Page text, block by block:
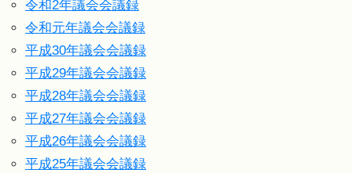
令和2年議会会議録
令和元年議会会議録
平成30年議会会議録
平成29年議会会議録
平成28年議会会議録
平成27年議会会議録
平成26年議会会議録
平成25年議会会議録